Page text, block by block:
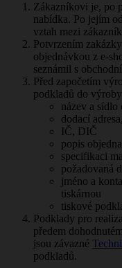
Zákazníkovi je, po
nabídka. Po jejím
vztah mezi
Potvrzením
objednávkou z e-
seznámil s
Před započetím
podkladů do
název a sídlo
dodací
IČ, DIČ
popis
specifikaci
požadovaná
jméno a
tiskárnou
tiskové
Podklady pro
předem
jsou závazné
podkladů.